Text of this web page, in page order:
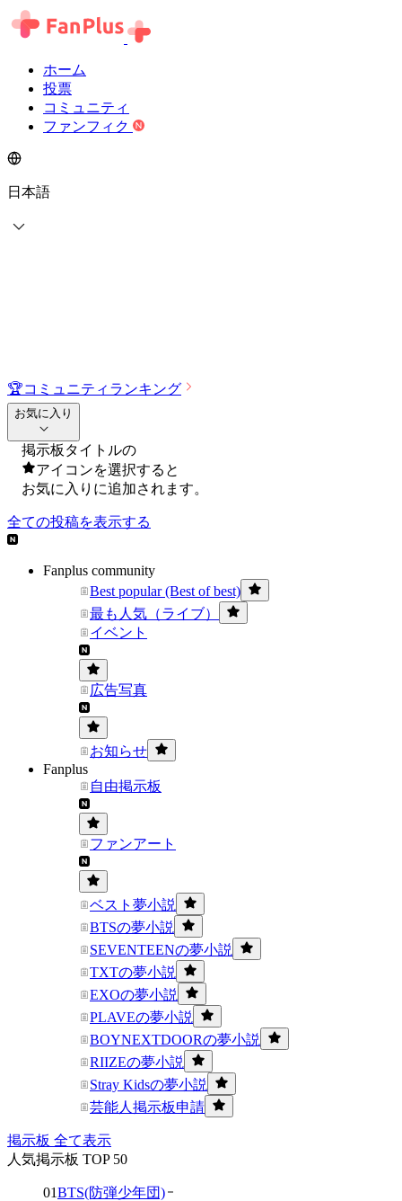
ホーム
投票
コミュニティ
ファンフィク
日本語
🏆コミュニティランキング
お気に入り
掲示板タイトルの
アイコンを選択すると
お気に入りに追加されます。
全ての投稿を表示する
Fanplus community
Best popular (Best of best)
最も人気（ライブ）
イベント
広告写真
お知らせ
Fanplus
自由掲示板
ファンアート
ベスト夢小説
BTSの夢小説
SEVENTEENの夢小説
TXTの夢小説
EXOの夢小説
PLAVEの夢小説
BOYNEXTDOORの夢小説
RIIZEの夢小説
Stray Kidsの夢小説
芸能人掲示板申請
掲示板 全て表示
人気掲示板 TOP 50
01BTS(防弾少年団)